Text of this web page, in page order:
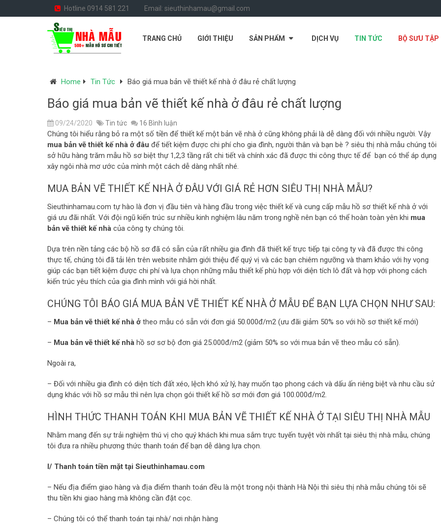
Hotline 0914 581 221 Email: sieuthinhamau@gmail.com
TRANG CHỦ GIỚI THIỆU SẢN PHẨM DỊCH VỤ TIN TỨC BỘ SƯU TẬP
Home Tin Tức Báo giá mua bản vẽ thiết kế nhà ở đâu rẻ chất lượng
Báo giá mua bản vẽ thiết kế nhà ở đâu rẻ chất lượng
09/24/2020 Tin tức 16 Bình luận
Chúng tôi hiểu rằng bỏ ra một số tiền để thiết kế một bản vẽ nhà ở cũng không phải là dễ dàng đối với nhiều người. Vậy
mua bản vẽ thiết kế nhà ở đâu để tiết kiệm được chi phí cho gia đình, người thân và bạn bè ? siêu thị nhà mẫu chúng tôi
sở hữu hàng trăm mẫu hồ sơ biệt thự 1,2,3 tầng rất chi tiết và chính xác đã được thi công thực tế để bạn có thể áp dụng
xây ngôi nhà mơ ước của mình một cách dễ dàng nhất nhé.
MUA BẢN VẼ THIẾT KẾ NHÀ Ở ĐÂU VỚI GIÁ RẺ HƠN SIÊU THỊ NHÀ MẪU?
Sieuthinhamau.com tự hào là đơn vị đầu tiên và hàng đầu trong việc thiết kế và cung cấp mẫu hồ sơ thiết kế nhà ở với
giá ưu đãi nhất. Với đội ngũ kiến trúc sư nhiều kinh nghiệm lâu năm trong nghề nên bạn có thể hoàn toàn yên khi mua
bản vẽ thiết kế nhà của công ty chúng tôi.
Dựa trên nền tảng các bộ hồ sơ đã có sẵn của rất nhiều gia đình đã thiết kế trực tiếp tại công ty và đã được thi công
thực tế, chúng tôi đã tải lên trên website nhằm giới thiệu để quý vị và các bạn chiêm ngưỡng và tham khảo với hy vọng
giúp các bạn tiết kiệm được chi phí và lựa chọn những mẫu thiết kế phù hợp với diện tích lô đất và hợp với phong cách
kiến trúc yêu thích của gia đình mình với giá hời nhất.
CHÚNG TÔI BÁO GIÁ MUA BẢN VẼ THIẾT KẾ NHÀ Ở MẪU ĐỂ BẠN LỰA CHỌN NHƯ SAU:
– Mua bản vẽ thiết kế nhà ở theo mẫu có sẵn với đơn giá 50.000đ/m2 (ưu đãi giảm 50% so với hồ sơ thiết kế mới)
– Mua bản vẽ thiết kế nhà hồ sơ sơ bộ đơn giá 25.000đ/m2 (giảm 50% so với mua bản vẽ theo mẫu có sẵn).
Ngoài ra,
– Đối với nhiều gia đình có diện tích đất xéo, lệch khó xử lý, hay muốn tạo phong cách và dấu ấn riêng biệt và nhu cầu sử
dụng khác với hồ sơ mẫu thì nên lựa chọn gói thiết kế hồ sơ mới đơn giá 100.000đ/m2.
HÌNH THỨC THANH TOÁN KHI MUA BẢN VẼ THIẾT KẾ NHÀ Ở TẠI SIÊU THỊ NHÀ MẪU
Nhằm mang đến sự trải nghiệm thú vị cho quý khách khi mua sắm trực tuyến tuyệt vời nhất tại siêu thị nhà mẫu, chúng
tôi đưa ra nhiều phương thức thanh toán để bạn dễ dàng lựa chọn.
I/ Thanh toán tiền mặt tại Sieuthinhamau.com
– Nếu địa điểm giao hàng và địa điểm thanh toán đều là một trong nội thành Hà Nội thì siêu thị nhà mẫu chúng tôi sẽ
thu tiền khi giao hàng mà không cần đặt cọc.
– Chúng tôi có thể thanh toán tại nhà/ nơi nhận hàng